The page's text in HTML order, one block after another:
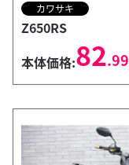
カワサキ
Z650RS
本体価格:82.99